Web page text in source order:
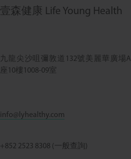
壹森健康 Life Young Health
九龍尖沙咀彌敦道132號美麗華廣場A
座10樓1008-09室
info@lyhealthy.com
+852 2523 8308 (一般查詢)